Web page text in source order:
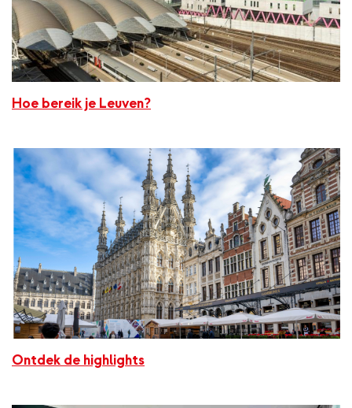
Hoe bereik je Leuven?
Ontdek de highlights